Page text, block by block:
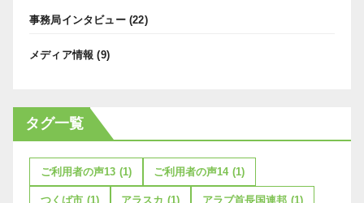
事務局インタビュー(22)
メディア情報 (9)
タグ一覧
ご利用者の声13 (1) ご利用者の声14 (1)
つくば市 (1) アラスカ (1) アラブ首長国連邦 (1)